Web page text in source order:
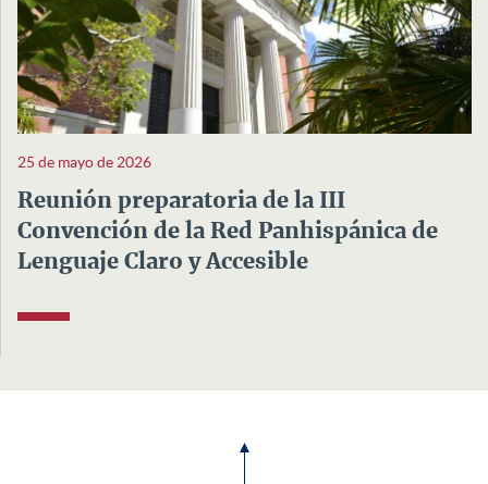
25 de mayo de 2026
Reunión preparatoria de la III
Convención de la Red Panhispánica de
Lenguaje Claro y Accesible